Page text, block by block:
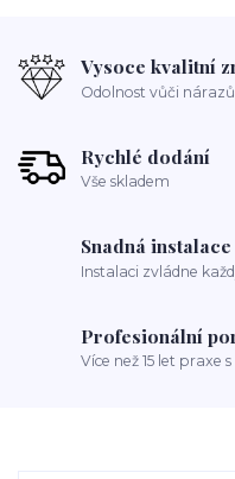
Vysoce kvalitní
Odolnost vůči
Rychlé dodání
Vše skladem
Snadná instalace
Instalaci zvládne
Profesionální
Více než 15 let praxe